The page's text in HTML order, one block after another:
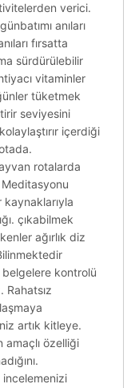
verici.
anıları
fırsatta
sürdürülebilir
vitaminler
tüketmek
seviyesini
içerdiği
rotalarda
Meditasyonu
kaynaklarıyla
çıkabilmek
ağırlık diz
kontrolü
Rahatsız
artık kitleye.
amaçlı özelliği
incelemenizi